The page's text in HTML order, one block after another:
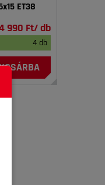
ET38
990 Ft/ db
4 db